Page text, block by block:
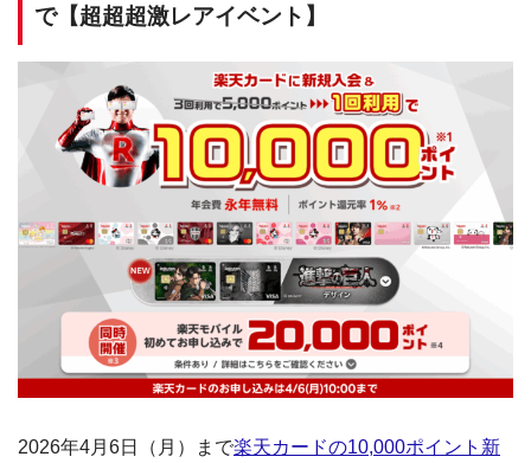
で【超超超激レアイベント】
2026年4月6日（月）まで楽天カードの10,000ポイント新